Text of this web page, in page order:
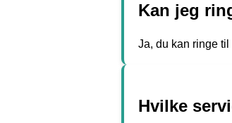
Kan jeg
Ja, du kan ringe
Hvilke